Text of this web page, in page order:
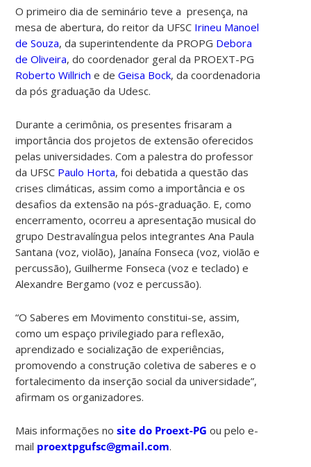
O primeiro dia de seminário teve a presença, na
mesa de abertura, do reitor da UFSC Irineu Manoel
de Souza, da superintendente da PROPG Debora
de Oliveira, do coordenador geral da PROEXT-PG
Roberto Willrich e deGeisa Bock,da coordenadoria
da pós graduação da Udesc.
Durante a cerimônia, os presentes frisaram a
importância dos projetos de extensão oferecidos
pelas universidades.Com a palestra do professor
da UFSC Paulo Horta, foi debatida a questão das
crises climáticas, assim como a importância e os
desafios da extensão na pós-graduação. E, como
encerramento, ocorreu a apresentação musical do
grupo Destravalíngua pelos integrantes Ana Paula
Santana (voz, violão), Janaína Fonseca (voz, violão e
percussão), Guilherme Fonseca (voz e teclado) e
Alexandre Bergamo (voz e percussão).
“O Saberes em Movimento constitui-se, assim,
como um espaço privilegiado para reflexão,
aprendizado e socialização de experiências,
promovendo a construção coletiva de saberes e o
fortalecimento da inserção social da universidade”,
afirmam os organizadores.
Mais informações nosite do Proext-PG ou pelo e-
mail proextpgufsc@gmail.com.